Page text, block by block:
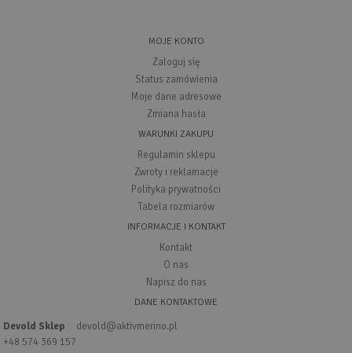
MOJE KONTO
Zaloguj się
Status zamówienia
Moje dane adresowe
Zmiana hasła
WARUNKI ZAKUPU
Regulamin sklepu
Zwroty i reklamacje
Polityka prywatności
Tabela rozmiarów
INFORMACJE I KONTAKT
Kontakt
O nas
Napisz do nas
DANE KONTAKTOWE
Devold Sklep
+48 574 369 157
devold@aktivmerino.pl